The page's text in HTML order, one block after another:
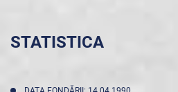
STATISTICA